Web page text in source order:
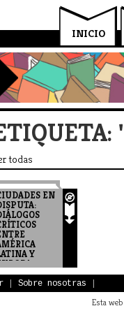
INICIO
todas
EN
Y
Red
Ciudades en
Sobre nosotras
Esta